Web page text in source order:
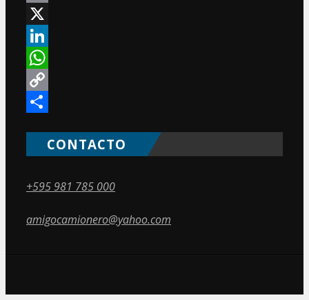
Email
X
LinkedIn
WhatsApp
Copy
CONTACTO
+595 981 785 000
amigocamionero@yahoo.com